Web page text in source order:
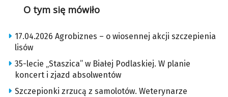
O tym się mówiło
17.04.2026 Agrobiznes – o wiosennej akcji szczepienia
lisów
35-lecie „Staszica” w Białej Podlaskiej. W planie
koncert i zjazd absolwentów
Szczepionki zrzucą z samolotów. Weterynarze